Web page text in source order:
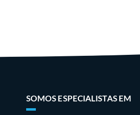
SOMOS ESPECIALISTAS EM